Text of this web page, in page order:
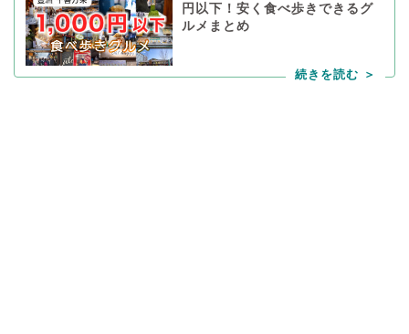
円以下！安く食べ歩きできるグ
ルメまとめ